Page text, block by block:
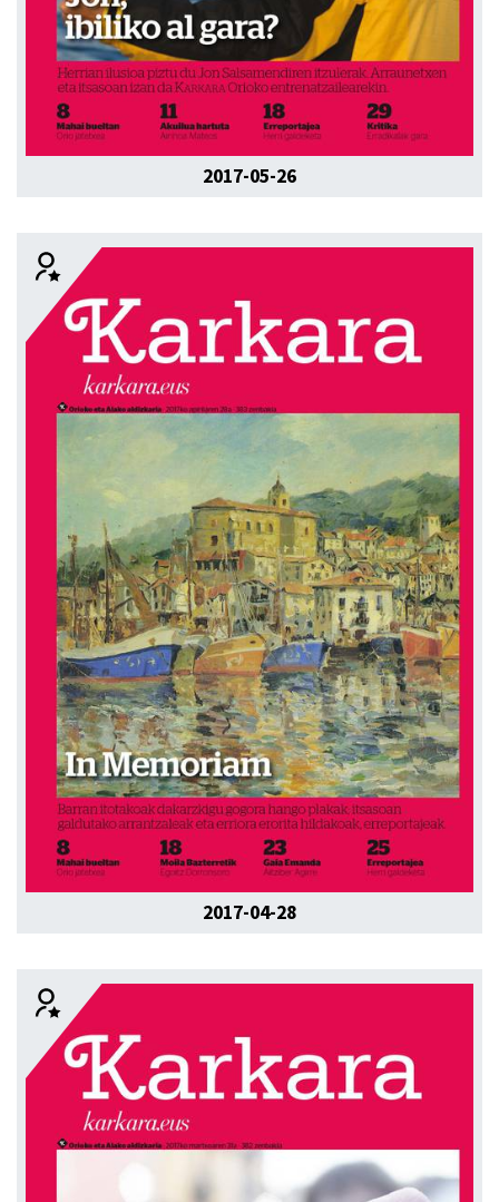
2017-05-26
2017-04-28